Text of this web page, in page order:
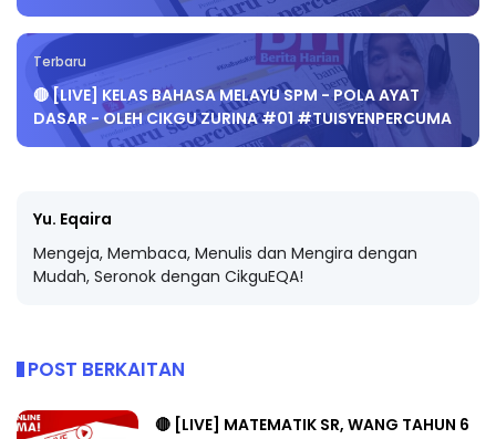
Terbaru
🔴 [LIVE] KELAS BAHASA MELAYU SPM - POLA AYAT
DASAR - OLEH CIKGU ZURINA #01 #TUISYENPERCUMA
Yu. Eqaira
Mengeja, Membaca, Menulis dan Mengira dengan
Mudah, Seronok dengan CikguEQA!
POST BERKAITAN
🔴 [LIVE] MATEMATIK SR, WANG TAHUN 6